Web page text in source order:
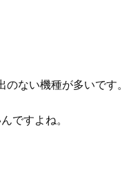
ない機種が多いです。
ですよね。